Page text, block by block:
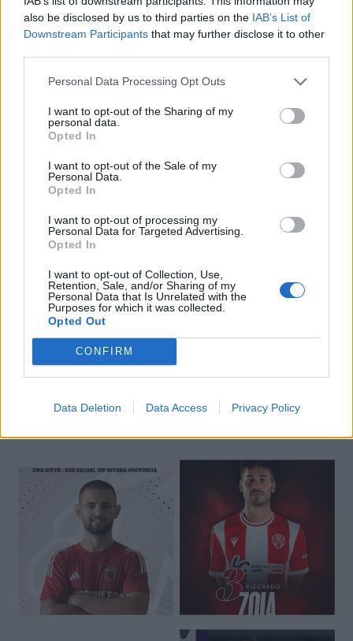
also be disclosed by us to third parties on the IAB’s List of
Downstream Participants that may further disclose it to other
Personal Data Processing Opt Outs
I want to opt-out of the Sharing of my
personal data.
Opted In
I want to opt-out of the Sale of my
Personal Data.
Opted In
I want to opt-out of processing my
Personal Data for Targeted Advertising.
Opted In
I want to opt-out of Collection, Use,
Retention, Sale, and/or Sharing of my
Personal Data that Is Unrelated with the
Purposes for which it was collected.
Opted Out
CONFIRM
Data Deletion Data Access Privacy Policy